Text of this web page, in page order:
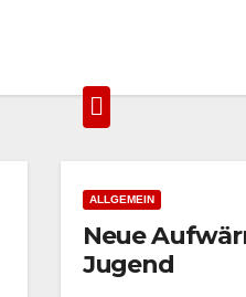
ALLGEMEIN
Neue
Jugend